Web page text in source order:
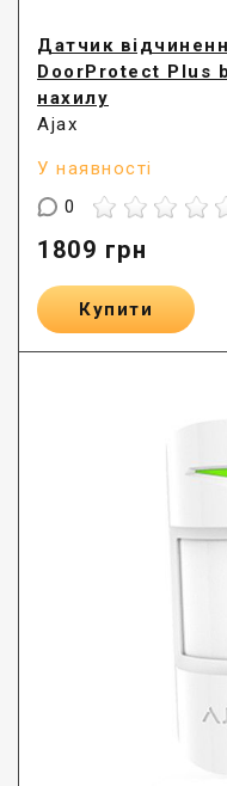
Датчик
DoorProtect Plus
нахилу
Ajax
У наявності
0
1809 грн
Купити